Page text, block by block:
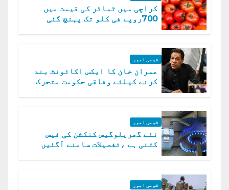
کراچی میں ٹماٹر کی قیمت میں
700روپے فی کلو تک پہنچ گئی
قومی امور
عمران خان کا ایکس اکائونٹ بند
کرنے کیلئے وفاقی حکومت متحرک
قومی امور
نئے گھریلوگیس کنکشن کی فیس
کتنی ہے ،تفصیلات سامنے آگئیں
قومی امور